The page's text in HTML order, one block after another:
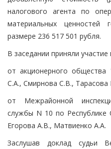
налогового агента по
материальных ценностей
размере 236 517 501 рубля.
В заседании приняли участие
от акционерного общества
С.А., Смирнова С.В.,
от Межрайонной
службы N 10 по Республике
Егорова А.В., Матвиенко А.А.
Заслушав доклад судьи